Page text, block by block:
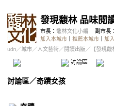
發現馥林 品味閱
市長： 馥林文化小編
副市長：
加入本城市
推薦本城市 加
udn／城市／人文藝術／閱讀出版 ／ 【發現
討論區 精
討論區／奇蹟女孩